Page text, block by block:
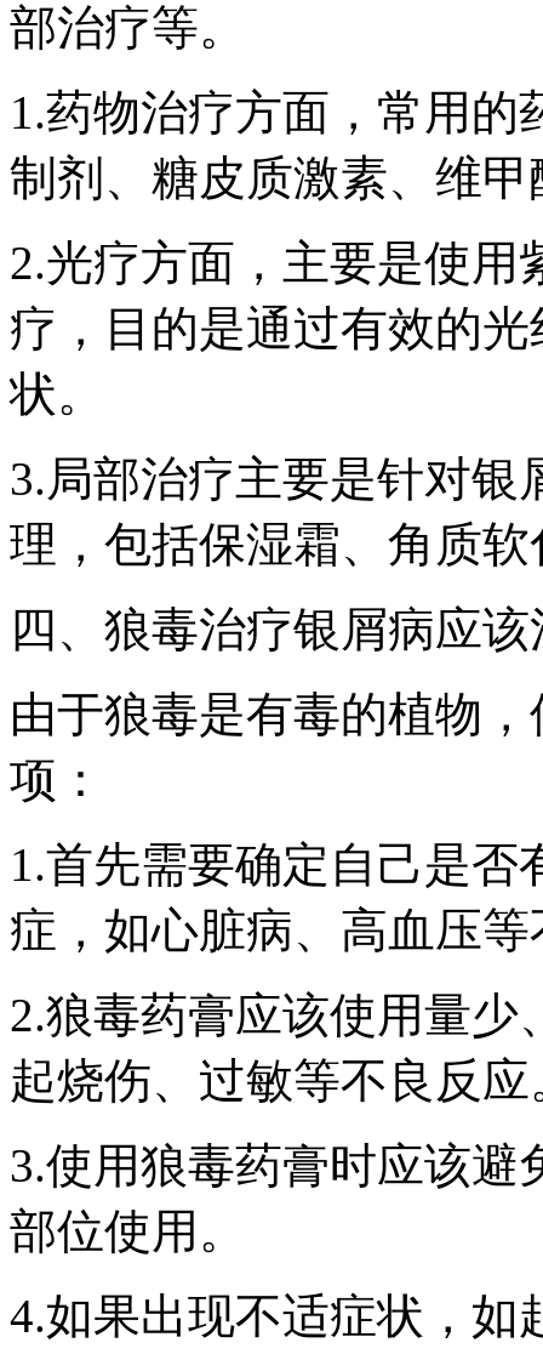
部治疗等。
1.药物治疗方面，常用
制剂、糖皮质激素、维
2.光疗方面，主要是使用
疗，目的是通过有效的
状。
3.局部治疗主要是针对银
理，包括保湿霜、角质
四、狼毒治疗银屑病应
由于狼毒是有毒的植物
项：
1.首先需要确定自己是
症，如心脏病、高血压
2.狼毒药膏应该使用量
起烧伤、过敏等不良反应
3.使用狼毒药膏时应该
部位使用。
4.如果出现不适症状，如